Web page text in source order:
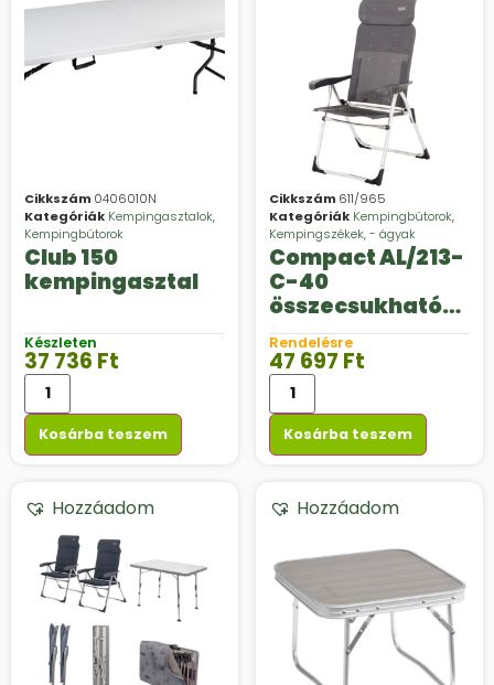
Cikkszám 0406010N
Kategóriák Kempingasztalok,
Kempingbútorok
Club 150
kempingasztal
Készleten
37 736 Ft
Kosárba teszem
Cikkszám 611/965
Kategóriák Kempingbútorok,
Kempingszékek, - ágyak
Compact AL/213-
C-40
összecsukható
kempingszék
Rendelésre
47 697 Ft
Kosárba teszem
Hozzáadom Hozzáadom